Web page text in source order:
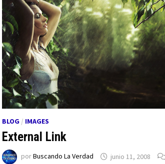
BLOG / IMAGES
External Link
porBuscando La Verdad junio 11, 2008